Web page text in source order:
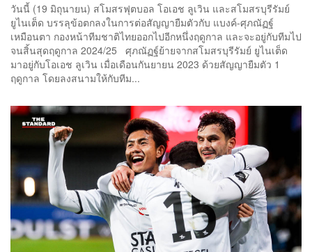
วันนี้ (19 มิถุนายน) สโมสรฟุตบอล โอเอช ลูเวิน และสโมสรบุรีรัมย์
ยูไนเต็ด บรรลุข้อตกลงในการต่อสัญญายืมตัวกับ แบงค์-ศุภณัฏฐ์
เหมือนตา กองหน้าทีมชาติไทยออกไปอีกหนึ่งฤดูกาล และจะอยู่กับทีมไป
จนสิ้นสุดฤดูกาล 2024/25 ศุภณัฏฐ์ย้ายจากสโมสรบุรีรัมย์ ยูไนเต็ด
มาอยู่กับโอเอช ลูเวิน เมื่อเดือนกันยายน 2023 ด้วยสัญญายืมตัว 1
ฤดูกาล โดยลงสนามให้กับทีม...